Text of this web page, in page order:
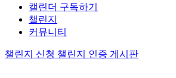
캘린더 구독하기
챌린지
커뮤니티
챌린지 신청 챌린지 인증 게시판